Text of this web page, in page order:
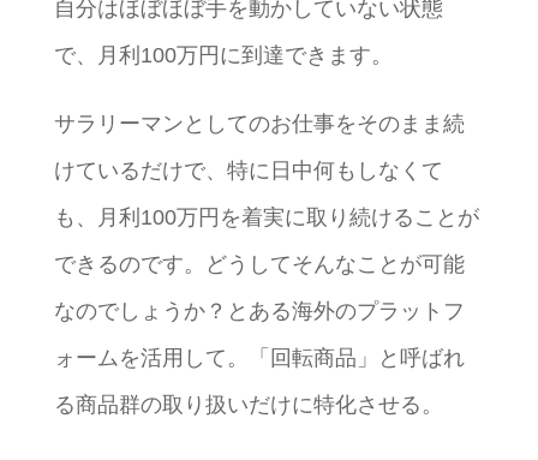
自分はほぼほぼ手を動かしていない状態
で、月利100万円に到達できます。
サラリーマンとしてのお仕事をそのまま続
けているだけで、特に日中何もしなくて
も、月利100万円を着実に取り続けることが
できるのです。どうしてそんなことが可能
なのでしょうか？とある海外のプラットフ
ォームを活用して。「回転商品」と呼ばれ
る商品群の取り扱いだけに特化させる。